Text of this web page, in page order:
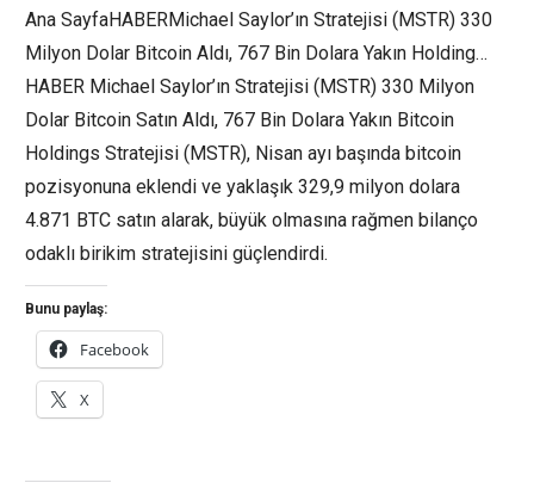
Ana SayfaHABERMichael Saylor’ın Stratejisi (MSTR) 330
Milyon Dolar Bitcoin Aldı, 767 Bin Dolara Yakın Holding…
HABER Michael Saylor’ın Stratejisi (MSTR) 330 Milyon
Dolar Bitcoin Satın Aldı, 767 Bin Dolara Yakın Bitcoin
Holdings Stratejisi (MSTR), Nisan ayı başında bitcoin
pozisyonuna eklendi ve yaklaşık 329,9 milyon dolara
4.871 BTC satın alarak, büyük olmasına rağmen bilanço
odaklı birikim stratejisini güçlendirdi.
Bunu paylaş:
Facebook
X